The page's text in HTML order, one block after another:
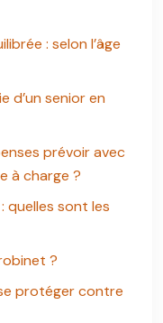
: selon l’âge
d’un senior en
prévoir avec
à charge ?
quelles sont les
?
protéger contre